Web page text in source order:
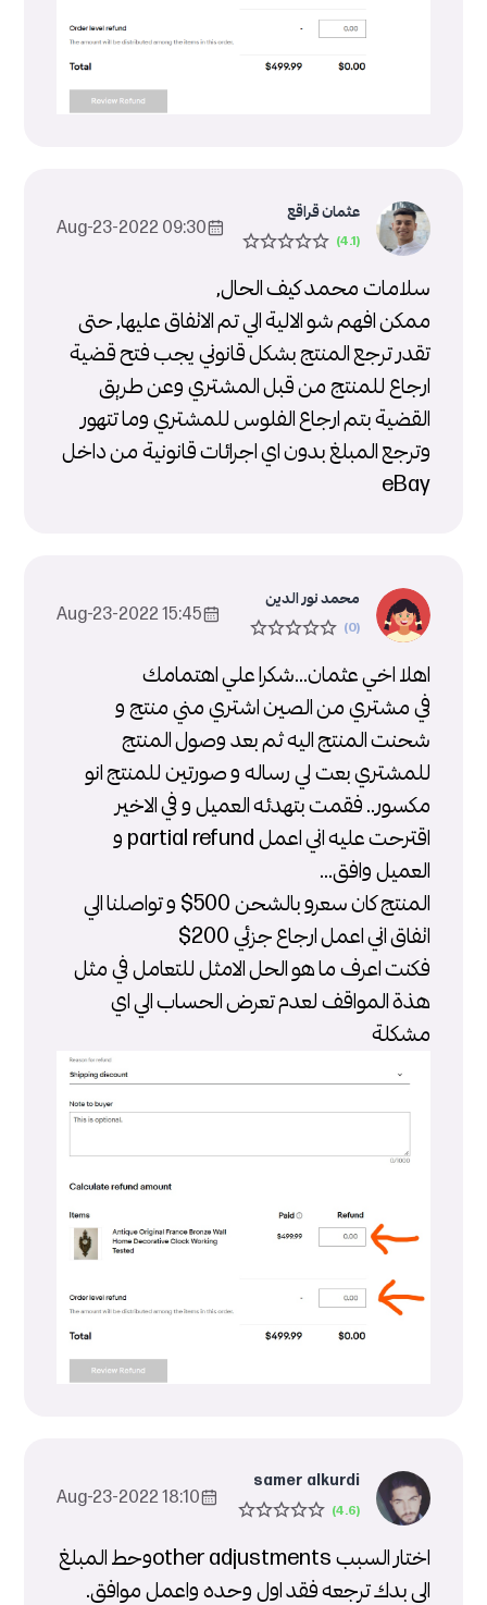
عثمان قراقع
09:30 2022-Aug-23
سلامات محمد كيف الحال,
ممكن افهم شو الالية الي تم الاتفاق عليها, حتى
تقدر ترجع المنتج بشكل قانوني يجب فتح قضية
ارجاع للمنتج من قبل المشتري وعن طريق
القضية بتم ارجاع الفلوس للمشتري وما تتهور
وترجع المبلغ بدون اي اجرائات قانونية من داخل
eBay
محمد نور الدين
15:45 2022-Aug-23
اهلا اخي عثمان...شكرا علي اهتمامك
في مشتري من الصين اشتري مني منتج و
شحنت المنتج اليه ثم بعد وصول المنتج
للمشتري بعت لي رساله و صورتين للمنتج انو
مكسور.. فقمت بتهدئه العميل و في الاخير
اقترحت عليه اني اعمل partial refund و
العميل وافق...
المنتج كان سعرو بالشحن 500$ و تواصلنا الي
اتفاق اني اعمل ارجاع جزئي 200$
فكنت اعرف ما هو الحل الامثل للتعامل في مثل
هذة المواقف لعدم تعرض الحساب الي اي
مشكلة
samer alkurdi
18:10 2022-Aug-23
اختار السبب other adjustmentsوحط المبلغ
الي بدك ترجعه فقد اول وحده واعمل موافق.